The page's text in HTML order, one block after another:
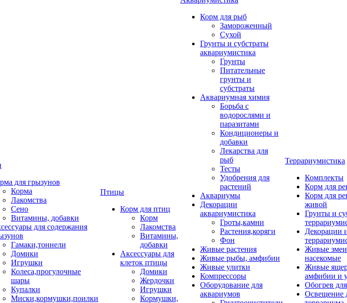
для грызунов
Корма
Лакомства
Сено
Витамины, добавки
для содержания
Гамаки,тоннели
Домики
Игрушки
Колеса,прогулочные
шары
Купалки
Миски,кормушки,поилки
Птицы
Корм для птиц
Корм
Лакомства
Витамины,
добавки
Аксессуары для
клеток птицы
Домики
Жердочки
Игрушки
Кормушки,
Корм для рыб
Замороженный
Сухой
Грунты и субстраты
аквариумистика
Грунты
Питательные
грунты и
субстраты
Аквариумная химия
Борьба с
водорослями и
паразитами
Кондиционеры и
добавки
Лекарства для
рыб
Тесты
Удобрения для
растений
Аквариумы
Декорации
аквариумистика
Гроты,камни
Растения,коряги
Фон
Живые растения
Живые рыбы, амфибии
Живые улитки
Компрессоры
Оборудование для
аквариумов
Террариумистика
Комплекты
Корм для
Корм для
живой
Грунты и
Декорации
Живые
насекомые
Живые
амфибии и
Обогрев
Освещение